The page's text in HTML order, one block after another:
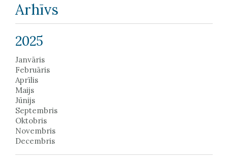
Arhīvs
2025
Janvāris
Februāris
Aprīlis
Maijs
Jūnijs
Septembris
Oktobris
Novembris
Decembris